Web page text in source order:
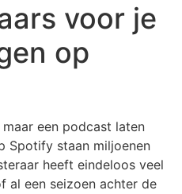
voor je
op
een podcast laten
Spotify staan miljoenen
heeft eindeloos veel
al een seizoen achter de